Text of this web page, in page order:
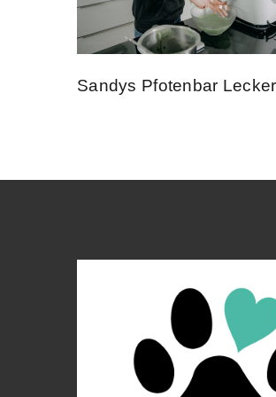
Sandys Pfotenbar